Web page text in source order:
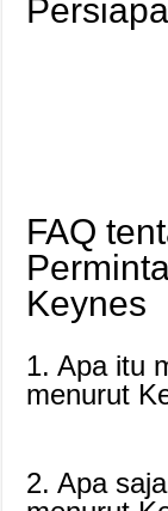
FAQ
Keynes
1. Apa itu
menurut
2. Apa